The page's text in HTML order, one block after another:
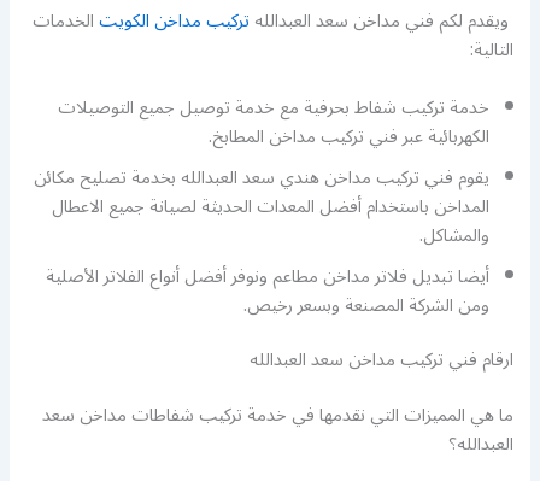
ويقدم لكم فني مداخن سعد العبداللهتركيب مداخن الكويتالخدمات
التالية:
خدمة تركيب شفاط بحرفية مع خدمة توصيل جميع التوصيلات
الكهربائية عبر فني تركيب مداخن المطابخ.
يقوم فني تركيب مداخن هندي سعد العبدالله بخدمة تصليح مكائن
المداخن باستخدام أفضل المعدات الحديثة لصيانة جميع الاعطال
والمشاكل.
أيضا تبديل فلاتر مداخن مطاعم ونوفر أفضل أنواع الفلاتر الأصلية
ومن الشركة المصنعة وبسعر رخيص.
ارقام فني تركيب مداخن سعد العبدالله
ما هي المميزات التي نقدمها في خدمة تركيب شفاطات مداخن سعد
العبدالله؟